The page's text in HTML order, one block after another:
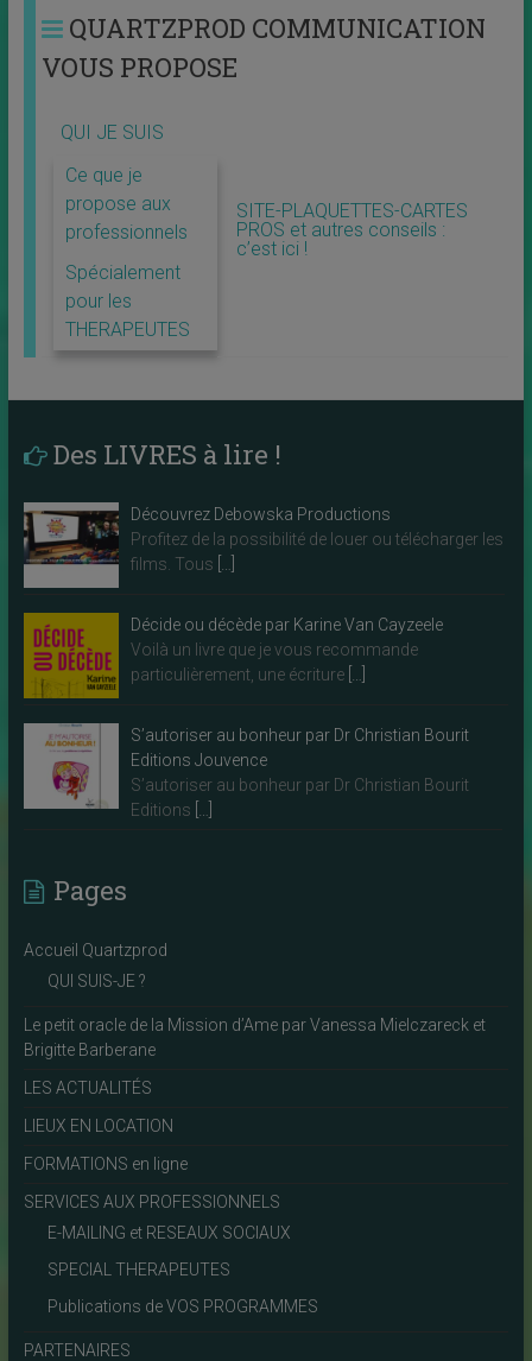
QUARTZPROD COMMUNICATION
VOUS PROPOSE
QUI JE SUIS
Ce que je
propose aux
professionnels
Spécialement
pour les
THERAPEUTES
SITE-PLAQUETTES-CARTES
PROS et autres conseils :
c’est ici !
Des LIVRES à lire !
Découvrez Debowska Productions
Profitez de la possibilité de louer ou télécharger les
films. Tous
Décide ou décède par Karine Van Cayzeele
Voilà un livre que je vous recommande
particulièrement, une écriture
S’autoriser au bonheur par Dr Christian Bourit
Editions Jouvence
S’autoriser au bonheur par Dr Christian Bourit
Editions
Pages
Accueil Quartzprod
QUI SUIS-JE ?
Le petit oracle de la Mission d’Ame par Vanessa Mielczareck et
Brigitte Barberane
LES ACTUALITÉS
LIEUX EN LOCATION
FORMATIONS en ligne
SERVICES AUX PROFESSIONNELS
E-MAILING et RESEAUX SOCIAUX
SPECIAL THERAPEUTES
Publications de VOS PROGRAMMES
PARTENAIRES